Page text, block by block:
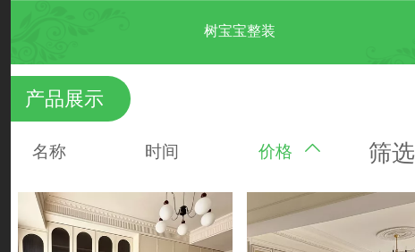
树宝宝整装
产品展示
名称 时间 价格 筛选